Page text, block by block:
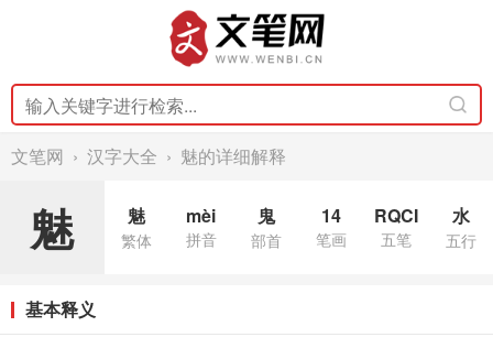
文笔网 › 汉字大全 › 魅的详细解释
魅 魅
繁体
mèi
拼音
鬼
部首
14
笔画
RQCI
五笔
水
五行
基本释义